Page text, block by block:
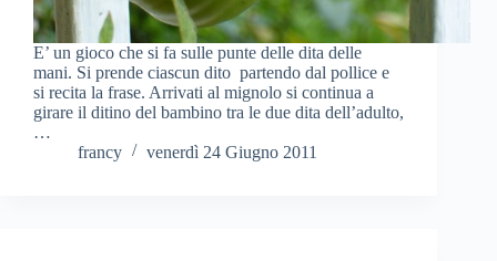
E’ un gioco che si fa sulle punte delle dita delle
mani. Si prende ciascun dito partendo dal pollice e
si recita la frase. Arrivati al mignolo si continua a
girare il ditino del bambino tra le due dita dell’adulto,
…
francy
venerdì 24 Giugno 2011